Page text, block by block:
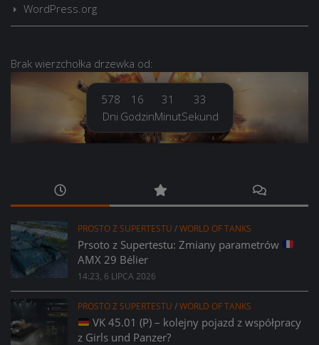
WordPress.org
Brak wierzchołka drzewka od:
578
Dni
16
Godzin
31
Minut
35
Sekund
PROSTO Z SUPERTESTU /WORLD OF TANKS
Prsoto z Supertestu: Zmiany parametrów
AMX 29 Bélier
14:23, 6 LIPCA 2026
PROSTO Z SUPERTESTU /WORLD OF TANKS
VK 45.01 (P) – kolejny pojazd z współpracy
z Girls und Panzer?